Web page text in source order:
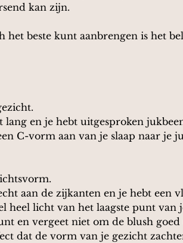
kan zijn.
het beste kunt aanbrengen is het
lang en je hebt uitgesproken
C-vorm aan van je slaap naar je
aan de zijkanten en je hebt een
heel licht van het laagste punt van
en vergeet niet om de blush
dat de vorm van je gezicht